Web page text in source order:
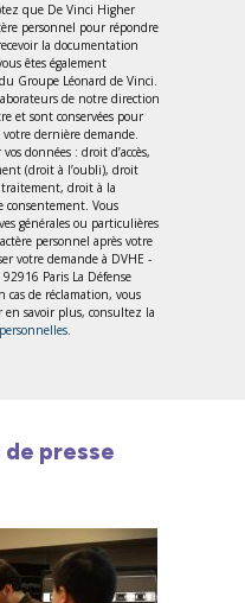
que De Vinci Higher
personnel pour répondre
la documentation
êtes également
Groupe Léonard de Vinci.
de notre direction
et sont conservées pour
dernière demande.
données : droit d’accès,
(droit à l’oubli), droit
droit à la
Vous
générales ou particulières
personnel après votre
votre demande à DVHE -
Paris La Défense
cas de réclamation, vous
en savoir plus, consultez la
.
de presse